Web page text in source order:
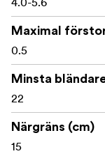
Maximal
0.5
Minsta
22
Närgräns (cm)
15